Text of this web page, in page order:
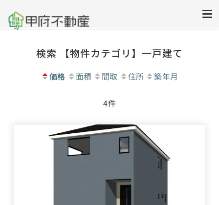
甲府市・甲斐
市の不動産売
入のことなら
株式会社甲府
フェッショナル
検索 【物件カテゴリ】一戸建て
価格 面積 間取 住所 築年月
4件